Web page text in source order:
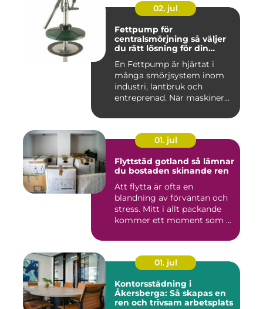
02. jul
Fettpump för
centralsmörjning så väljer
du rätt lösning för din
En Fettpump är hjärtat i
många smörjsystem inom
industri, lantbruk och
entreprenad. När maskiner
01. jul
Flyttstäd gotland så lämnar
du bostaden skinande ren
Att flytta är ofta en
blandning av förväntan och
stress. Mitt i allt packande
kommer ett moment som ...
01. jul
Kontorsstädning i
Åkersberga: Så skapas en
ren och trivsam arbetsplats